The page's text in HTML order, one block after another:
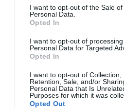
consent section.
I want to opt-out of the Sale of
Personal Data.
Opted In
I want to opt-out of
Personal Data for Targeted
Opted In
I want to opt-out of Collection,
Retention, Sale, and/or
Personal Data that Is
Purposes for which it was
Opted Out
kezdődött.